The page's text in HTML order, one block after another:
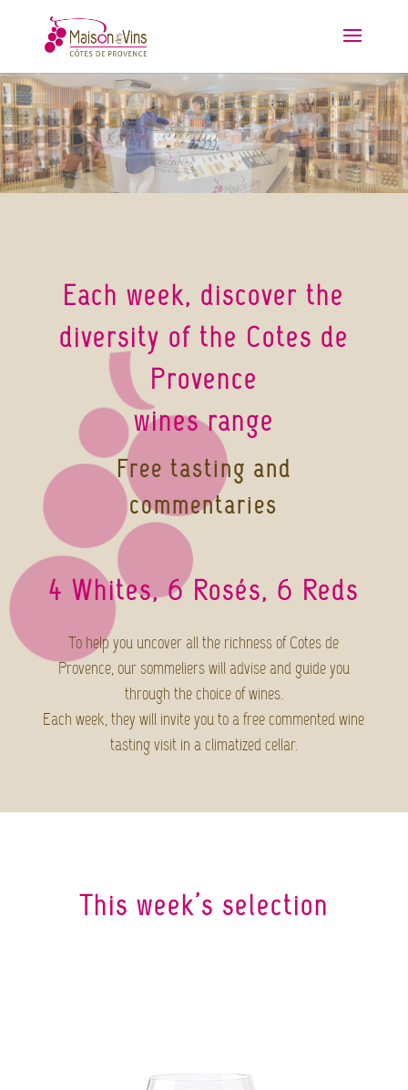
Each week, discover the
diversity of the Cotes de
Provence
wines range
Free tasting and
commentaries
4 Whites, 6 Rosés, 6 Reds
To help you uncover all the richness of Cotes de
Provence, our sommeliers will advise and guide you
through the choice of wines.
Each week, they will invite you to a free commented wine
tasting visit in a climatized cellar.
This week’s selection